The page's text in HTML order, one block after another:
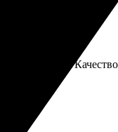
Качество